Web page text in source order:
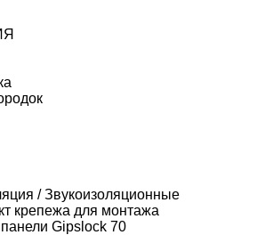
/Звукоизоляционные
крепежа для монтажа
Gipslock 70